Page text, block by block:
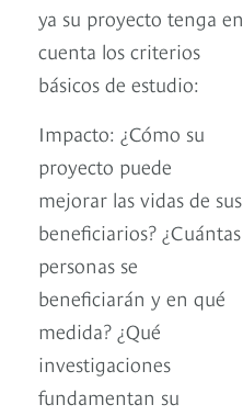
ya su proyecto tenga en
cuenta los criterios
básicos de estudio:
Impacto: ¿Cómo su
proyecto puede
mejorar las vidas de sus
beneficiarios? ¿Cuántas
personas se
beneficiarán y en qué
medida? ¿Qué
investigaciones
fundamentan su